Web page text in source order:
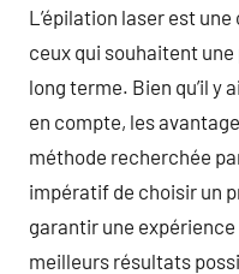
L’épilation laser est
ceux qui souhaitent
long terme. Bien qu’il y
en compte, les
méthode recherchée
impératif de choisir un
garantir une
meilleurs résultats